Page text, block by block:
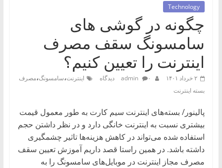
بگم
کالایی
بخری
Technology
چگونه در گوشی های
سامسونگ سقف مصرف
اینترنت را تعیین کنیم؟
۲ خرداد ۱۴۰۱ admin ۰ دیدگاه اینترنت،سامسونگ،مصرف
بسته اینترنت
پالینور / بسته‌های اینترنت سیم‌ کارت به طور معمول قیمت
بیشتری نسبت به اینترنت خانگی دارد و در نظر داشتن حجم
استفاده شده می‌تواند در کاهش هزینه‌ها تاثیر چشمگیری
داشته باشد. در همین راستا قصد داریم آموزش تعیین سقف
مصرف مجاز اینترنت در موبایل‌های سامسونگ را به